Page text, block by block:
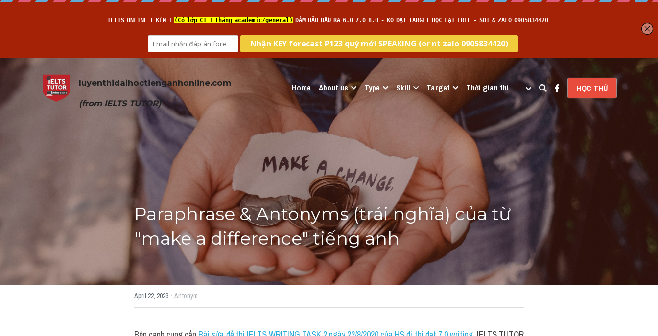
luyenthidaihoctienganhonline.com
(from IELTS TUTOR)
Home About us Type Skill Target Thời gian thi … HỌC THỬ
Paraphrase & Antonyms (trái nghĩa) của từ
"make a difference" tiếng anh
April 22, 2023 · Antonym